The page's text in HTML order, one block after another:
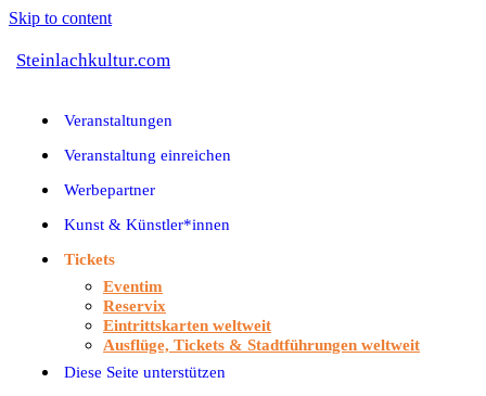
Skip to content
Steinlachkultur.com
Veranstaltungen
Veranstaltung einreichen
Werbepartner
Kunst & Künstler*innen
Tickets
Eventim
Reservix
Eintrittskarten weltweit
Ausflüge, Tickets & Stadtführungen weltweit
Diese Seite unterstützen